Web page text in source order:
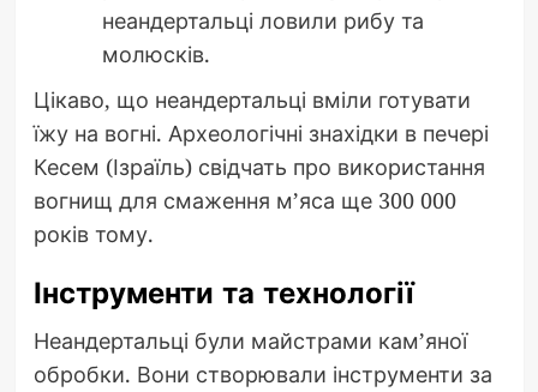
неандертальці ловили рибу та
молюсків.
Цікаво, що неандертальці вміли готувати
їжу на вогні. Археологічні знахідки в печері
Кесем (Ізраїль) свідчать про використання
вогнищ для смаження м’яса ще 300 000
років тому.
Інструменти та технології
Неандертальці були майстрами кам’яної
обробки. Вони створювали інструменти за